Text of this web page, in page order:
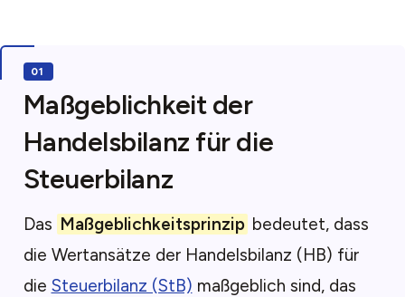
Maßgeblichkeit der
Handelsbilanz für die
Steuerbilanz
Das Maßgeblichkeitsprinzip bedeutet, dass
die Wertansätze der Handelsbilanz (HB) für
die Steuerbilanz (StB) maßgeblich sind, das